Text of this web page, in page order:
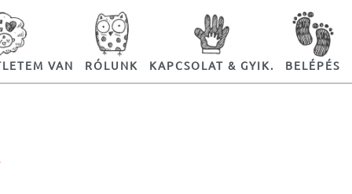
VAN RÓLUNK KAPCSOLAT & GYIK. BELÉPÉS